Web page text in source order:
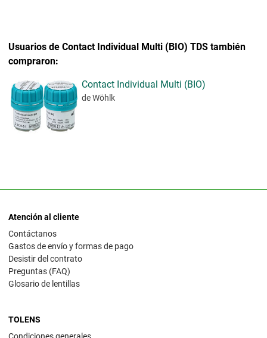
Usuarios de Contact Individual Multi (BIO) TDS también
compraron:
Contact Individual Multi (BIO)
de Wöhlk
Atención al cliente
Contáctanos
Gastos de envío y formas de pago
Desistir del contrato
Preguntas (FAQ)
Glosario de lentillas
TOLENS